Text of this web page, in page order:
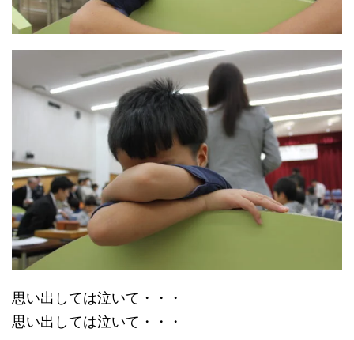
思い出しては泣いて・・・
思い出しては泣いて・・・